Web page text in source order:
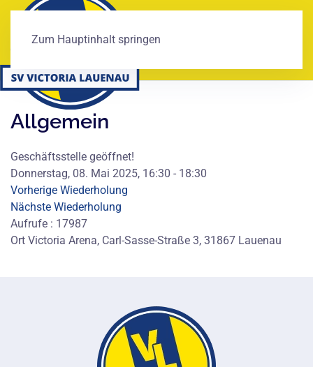
Zum Hauptinhalt springen
Allgemein
Geschäftsstelle geöffnet!
Donnerstag, 08. Mai 2025, 16:30 - 18:30
Vorherige Wiederholung
Nächste Wiederholung
Aufrufe : 17987
Ort Victoria Arena, Carl-Sasse-Straße 3, 31867 Lauenau